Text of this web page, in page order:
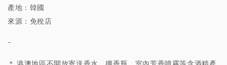
產地：韓國
來源：免稅店
-